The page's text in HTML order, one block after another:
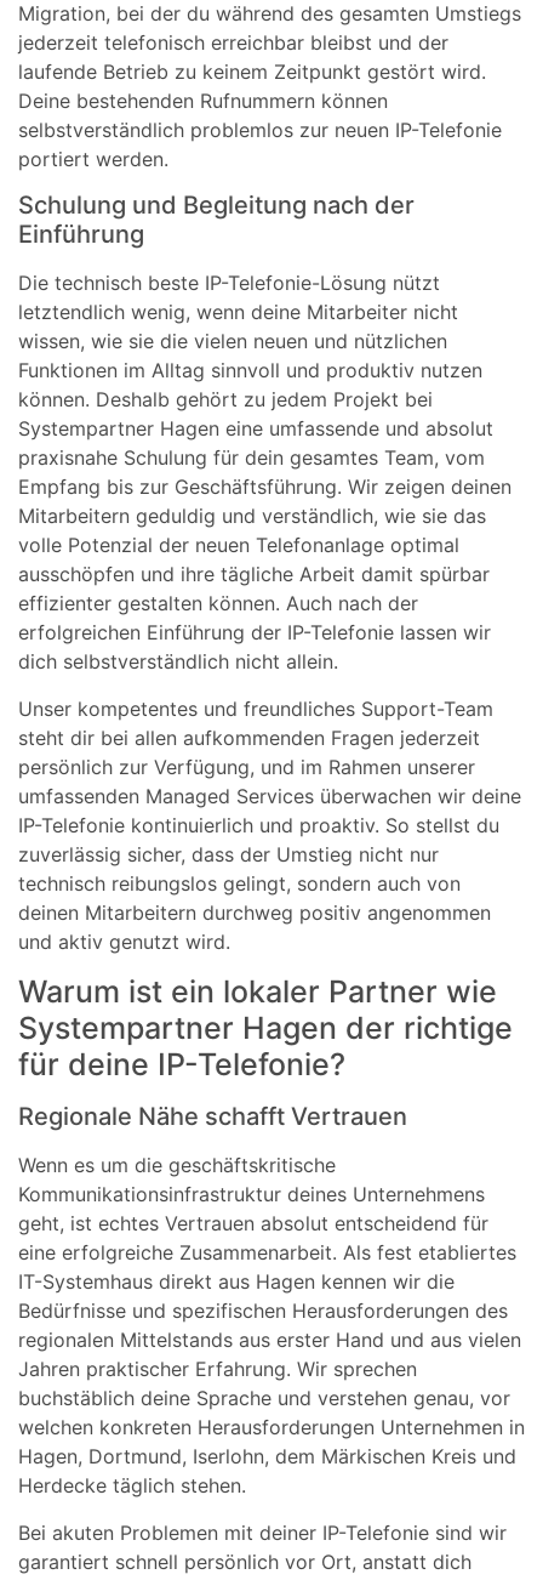
Migration, bei der du während des gesamten Umstiegs
jederzeit telefonisch erreichbar bleibst und der
laufende Betrieb zu keinem Zeitpunkt gestört wird.
Deine bestehenden Rufnummern können
selbstverständlich problemlos zur neuen IP-Telefonie
portiert werden.
Schulung und Begleitung nach der
Einführung
Die technisch beste IP-Telefonie-Lösung nützt
letztendlich wenig, wenn deine Mitarbeiter nicht
wissen, wie sie die vielen neuen und nützlichen
Funktionen im Alltag sinnvoll und produktiv nutzen
können. Deshalb gehört zu jedem Projekt bei
Systempartner Hagen eine umfassende und absolut
praxisnahe Schulung für dein gesamtes Team, vom
Empfang bis zur Geschäftsführung. Wir zeigen deinen
Mitarbeitern geduldig und verständlich, wie sie das
volle Potenzial der neuen Telefonanlage optimal
ausschöpfen und ihre tägliche Arbeit damit spürbar
effizienter gestalten können. Auch nach der
erfolgreichen Einführung der IP-Telefonie lassen wir
dich selbstverständlich nicht allein.
Unser kompetentes und freundliches Support-Team
steht dir bei allen aufkommenden Fragen jederzeit
persönlich zur Verfügung, und im Rahmen unserer
umfassenden Managed Services überwachen wir deine
IP-Telefonie kontinuierlich und proaktiv. So stellst du
zuverlässig sicher, dass der Umstieg nicht nur
technisch reibungslos gelingt, sondern auch von
deinen Mitarbeitern durchweg positiv angenommen
und aktiv genutzt wird.
Warum ist ein lokaler Partner wie
Systempartner Hagen der richtige
für deine IP-Telefonie?
Regionale Nähe schafft Vertrauen
Wenn es um die geschäftskritische
Kommunikationsinfrastruktur deines Unternehmens
geht, ist echtes Vertrauen absolut entscheidend für
eine erfolgreiche Zusammenarbeit. Als fest etabliertes
IT-Systemhaus direkt aus Hagen kennen wir die
Bedürfnisse und spezifischen Herausforderungen des
regionalen Mittelstands aus erster Hand und aus vielen
Jahren praktischer Erfahrung. Wir sprechen
buchstäblich deine Sprache und verstehen genau, vor
welchen konkreten Herausforderungen Unternehmen in
Hagen, Dortmund, Iserlohn, dem Märkischen Kreis und
Herdecke täglich stehen.
Bei akuten Problemen mit deiner IP-Telefonie sind wir
garantiert schnell persönlich vor Ort, anstatt dich